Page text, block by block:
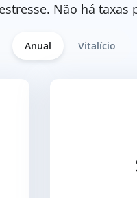
Não há
Anual Vitalício